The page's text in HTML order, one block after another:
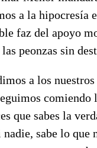
a la hipocresía
faz del apoyo
peonzas sin
a los
comiendo
que sabes la
sabe lo que